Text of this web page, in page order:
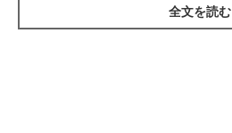
全文を読む